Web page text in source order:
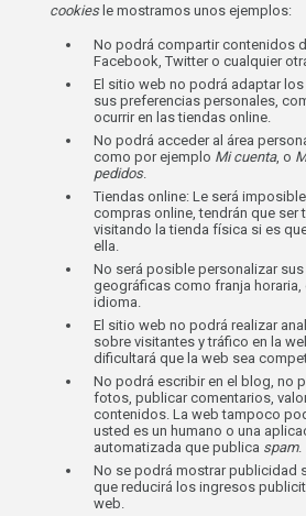
cookiesle mostramos unos ejemplos:
No podrá compartir contenidos
Facebook, Twitter o cualquier
El sitio web no podrá adaptar
sus preferencias personales,
ocurrir en las tiendas online.
No podrá acceder al área
como por ejemplo Mi cuenta, o
pedidos.
Tiendas online: Le será
compras online, tendrán que ser
visitando la tienda física si es
ella.
No será posible personalizar
geográficas como franja horaria,
idioma.
El sitio web no podrá realizar
sobre visitantes y tráfico en la
dificultará que la web sea
No podrá escribir en el blog, no
fotos, publicar comentarios,
contenidos. La web tampoco
usted es un humano o una
automatizada que publica spam.
No se podrá mostrar publicidad
que reducirá los ingresos
web.